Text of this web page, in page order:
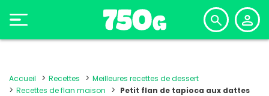
Accueil Recettes
Meilleures recettes de dessert
Recettes de flan maison
Petit flan de tapioca aux dattes